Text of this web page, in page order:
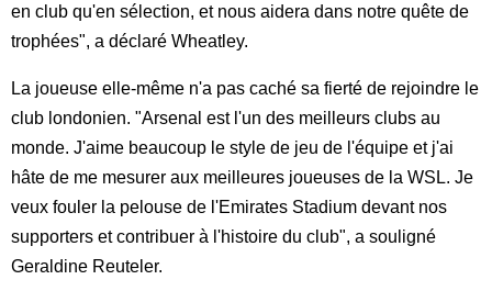
en club qu'en sélection, et nous aidera dans notre quête de
trophées", a déclaré Wheatley.
La joueuse elle-même n'a pas caché sa fierté de rejoindre le
club londonien. "Arsenal est l'un des meilleurs clubs au
monde. J'aime beaucoup le style de jeu de l'équipe et j'ai
hâte de me mesurer aux meilleures joueuses de la WSL. Je
veux fouler la pelouse de l'Emirates Stadium devant nos
supporters et contribuer à l'histoire du club", a souligné
Geraldine Reuteler.